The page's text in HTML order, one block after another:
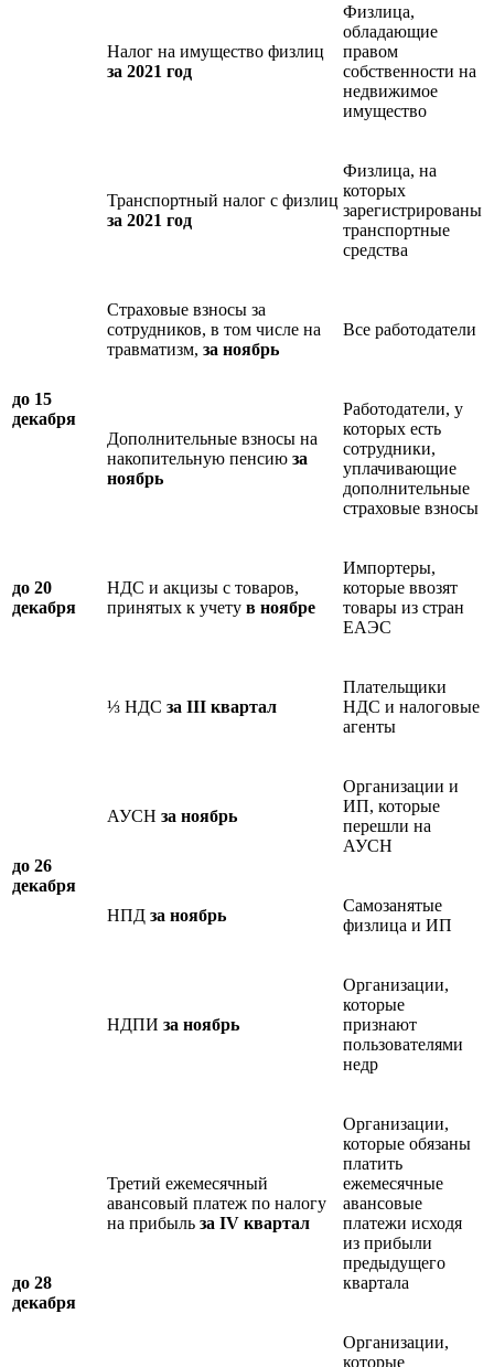
Налог на имущество физлиц
за 2021 год
Физлица,
обладающие
правом
собственности на
недвижимое
имущество
Транспортный налог с физлиц
за 2021 год
Физлица, на
которых
зарегистрированы
транспортные
средства
до 15
декабря
Страховые взносы за
сотрудников, в том числе на
травматизм, за ноябрь
Все работодатели
Дополнительные взносы на
накопительную пенсию за
ноябрь
Работодатели, у
которых есть
сотрудники,
уплачивающие
дополнительные
страховые взносы
до 20
декабря
НДС и акцизы с товаров,
принятых к учету в ноябре
Импортеры,
которые ввозят
товары из стран
ЕАЭС
до 26
декабря
⅓ НДС за III квартал
Плательщики
НДС и налоговые
агенты
АУСН за ноябрь
Организации и
ИП, которые
перешли на
АУСН
НПД за ноябрь
Самозанятые
физлица и ИП
НДПИ за ноябрь
Организации,
которые
признают
пользователями
недр
до 28
декабря
Третий ежемесячный
авансовый платеж по налогу
на прибыль за IV квартал
Организации,
которые обязаны
платить
ежемесячные
авансовые
платежи исходя
из прибыли
предыдущего
квартала
Организации,
которые